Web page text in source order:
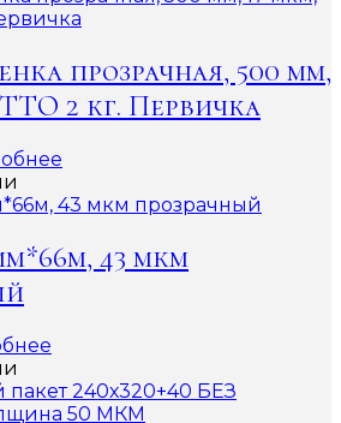
прозрачная, 500 мм,
2 кг. Первичка
43 мкм